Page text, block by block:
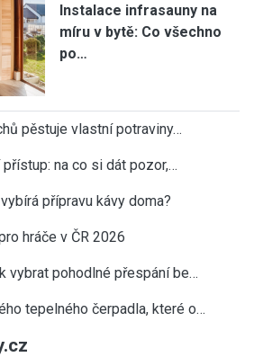
Instalace infrasauny na
míru v bytě: Co všechno
po…
pěstuje vlastní potraviny…
na co si dát pozor,…
přípravu kávy doma?
hráče v ČR 2026
vybrat pohodlné přespání be…
tepelného čerpadla, které o…